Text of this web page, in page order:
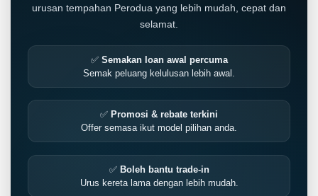
urusan tempahan Perodua yang lebih mudah, cepat dan
selamat.
✅ Semakan loan awal percuma
Semak peluang kelulusan lebih awal.
✅ Promosi & rebate terkini
Offer semasa ikut model pilihan anda.
✅ Boleh bantu trade-in
Urus kereta lama dengan lebih mudah.